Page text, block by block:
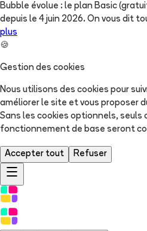
Bubble évolue : le plan Basic
depuis le 4 juin 2026. On vous dit
plus
🍪
Gestion des cookies
Nous utilisons des cookies pour
améliorer le site et vous proposer
Sans les cookies optionnels, seuls
fonctionnement de base seront
Accepter tout Refuser